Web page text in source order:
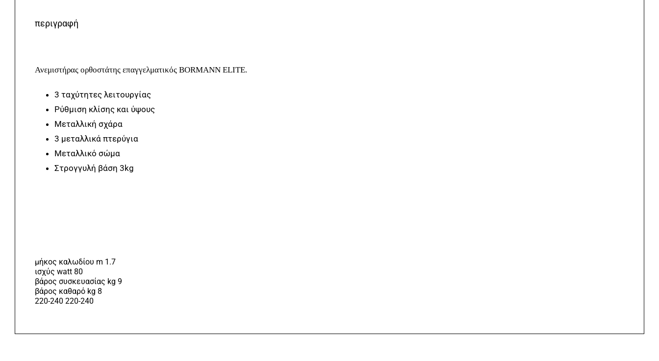
περιγραφή
Ανεμιστήρας ορθοστάτης επαγγελματικός BORMANN ELITE.
3 ταχύτητες λειτουργίας
Ρύθμιση κλίσης και ύψους
Μεταλλική σχάρα
3 μεταλλικά πτερύγια
Μεταλλικό σώμα
Στρογγυλή βάση 3kg
μήκος καλωδίου m 1.7
ισχύς watt 80
βάρος συσκευασίας kg 9
βάρος καθαρό kg 8
220-240 220-240